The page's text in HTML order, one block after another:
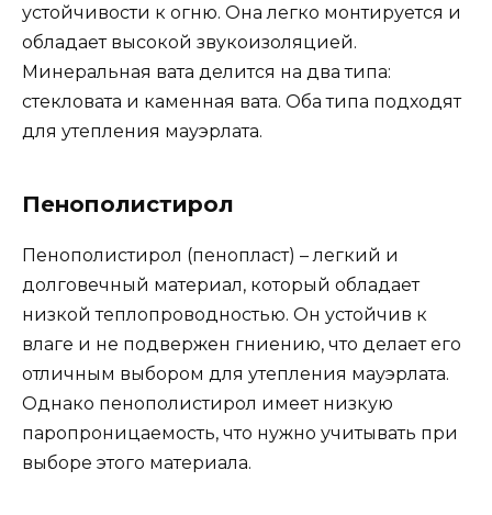
устойчивости к огню. Она легко монтируется и
обладает высокой звукоизоляцией.
Минеральная вата делится на два типа:
стекловата и каменная вата. Оба типа подходят
для утепления мауэрлата.
Пенополистирол
Пенополистирол (пенопласт) – легкий и
долговечный материал, который обладает
низкой теплопроводностью. Он устойчив к
влаге и не подвержен гниению, что делает его
отличным выбором для утепления мауэрлата.
Однако пенополистирол имеет низкую
паропроницаемость, что нужно учитывать при
выборе этого материала.